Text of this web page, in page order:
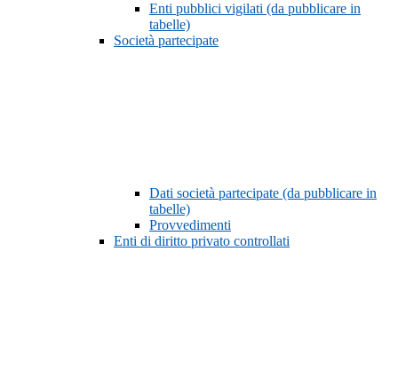
Enti pubblici vigilati (da pubblicare in
tabelle)
Società partecipate
Dati società partecipate (da pubblicare in
tabelle)
Provvedimenti
Enti di diritto privato controllati